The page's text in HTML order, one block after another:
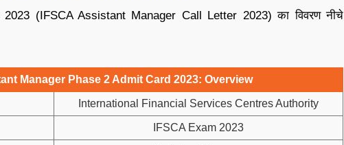
(IFSCA Assistant Manager Call Letter 2023) का विवरण नीचे
Manager Phase 2 Admit Card 2023: Overview
International Financial Services Centres Authority
IFSCA Exam 2023